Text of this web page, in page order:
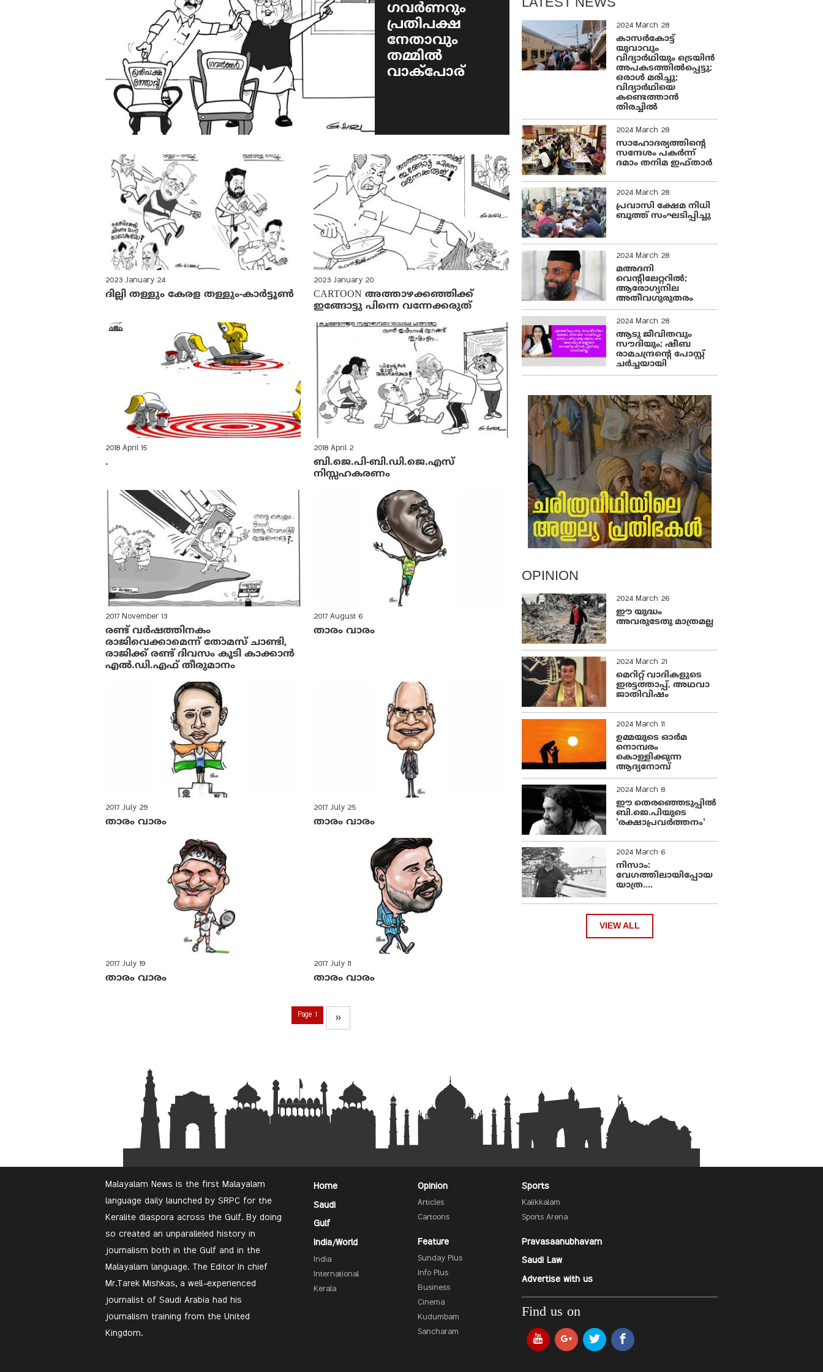
ഗവർണറും
പ്രതിപക്ഷ
നേതാവും
തമ്മിൽ
വാക്‌പോര്‌
2023 January 24
ദില്ലി തള്ളും കേരള തള്ളും-കാര്‍ട്ടൂണ്‍
2023 January 20
CARTOON അത്താഴക്കഞ്ഞിക്ക്
ഇങ്ങോട്ടു പിന്നെ വന്നേക്കരുത്
2018 April 15
.
2018 April 2
ബി.ജെ.പി-ബി.ഡി.ജെ.എസ്
നിസ്സഹകരണം
2017 November 13
രണ്ട് വർഷത്തിനകം
രാജിവെക്കാമെന്ന് തോമസ് ചാണ്ടി,
രാജിക്ക് രണ്ട് ദിവസം കൂടി കാക്കാൻ
എൽ.ഡി.എഫ് തീരുമാനം
2017 August 6
താരം വാരം
2017 July 29
താരം വാരം
2017 July 25
താരം വാരം
2017 July 19
താരം വാരം
2017 July 11
താരം വാരം
Page 1 ››
2024 March 28
കാസർകോട്ട്
യുവാവും
വിദ്യാർഥിയും ട്രെയിൻ
അപകടത്തിൽപ്പെട്ടു;
ഒരാൾ മരിച്ചു;
വിദ്യാർഥിയെ
കണ്ടെത്താൻ
തിരച്ചിൽ
2024 March 28
സാഹോദര്യത്തിന്റെ
സന്ദേശം പകർന്ന്
ദമാം തനിമ ഇഫ്‌താർ
2024 March 28
പ്രവാസി ക്ഷേമ നിധി
ബൂത്ത് സംഘടിപ്പിച്ചു
2024 March 28
മഅദനി
വെന്റിലേറ്ററിൽ;
ആരോഗ്യനില
അതീവഗുരുതരം
2024 March 28
ആടു ജീവിതവും
സൗദിയും; ഷീബ
രാമചന്ദ്രന്റെ പോസ്റ്റ്
ചര്‍ച്ചയായി
OPINION
2024 March 26
ഈ യുദ്ധം
അവരുടേതു മാത്രമല്ല
2024 March 21
മെറിറ്റ് വാദികളുടെ
ഇരട്ടത്താപ്പ്, അഥവാ
ജാതിവിഷം
2024 March 11
ഉമ്മയുടെ ഓർമ
നൊമ്പരം
കൊള്ളിക്കുന്ന
ആദ്യനോമ്പ്
2024 March 8
ഈ തെരഞ്ഞെടുപ്പില്‍
ബി.ജെ.പിയുടെ
'രക്ഷാപ്രവര്‍ത്തനം'
2024 March 6
നിസാം:
വേഗത്തിലായിപ്പോയ
യാത്ര....
VIEW ALL
Malayalam News is the first Malayalam
language daily launched by SRPC for the
Keralite diaspora across the Gulf. By doing
so created an unparalleled history in
journalism both in the Gulf and in the
Malayalam language. The Editor In chief
Mr.Tarek Mishkas, a well-experienced
journalist of Saudi Arabia had his
journalism training from the United
Kingdom.
Home
Saudi
Gulf
India/World
India
International
Kerala
Opinion
Articles
Cartoons
Feature
Sunday Plus
Info Plus
Business
Cinema
Kudumbam
Sancharam
Sports
Kalikkalam
Sports Arena
Pravasaanubhavam
Saudi Law
Advertise with us
Find us on